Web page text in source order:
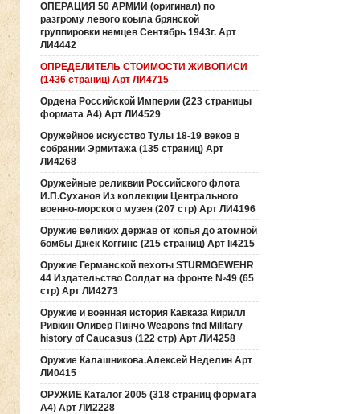
ОПЕРАЦИЯ 50 АРМИИ (оригинал) по
разгрому левого коыла брянской
группировки немцев Сентябрь 1943г. Арт
ЛИ4442
ОПРЕДЕЛИТЕЛЬ СТОИМОСТИ ЖИВОПИСИ
(1436 страниц) Арт ЛИ4715
Ордена Российской Империи (223 страницы
формата А4) Арт ЛИ4529
Оружейное искусство Тулы 18-19 веков в
собрании Эрмитажа (135 страниц) Арт
ЛИ4268
Оружейные реликвии Российского флота
И.П.Суханов Из коллекции Центрального
военно-морского музея (207 стр) Арт ЛИ4196
Оружие великих держав от копья до атомной
бомбы Джек Коггинс (215 страниц) Арт li4215
Оружие Германской пехоты STURMGEWEHR
44 Издательство Солдат на фронте №49 (65
стр) Арт ЛИ4273
Оружие и военная история Кавказа Кирилл
Ривкин Оливер Пинчо Weapons fnd Military
history of Caucasus (122 стр) Арт ЛИ4258
Оружие Калашникова.Алексей Неделин Арт
ЛИ0415
ОРУЖИЕ Каталог 2005 (318 страниц формата
А4) Арт ЛИ2228